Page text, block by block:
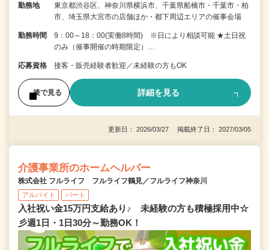
勤務地
東京都渋谷区、神奈川県横浜市、千葉県船橋市・千葉市・柏
市、埼玉県大宮市の店舗ほか・都下周辺エリアの催事会場
勤務時間
9：00～18：00(実働8時間) ※日により相談可能 ★土日祝
のみ（催事開催の時期限定）…
応募資格 接客・販売経験者歓迎／未経験の方もOK
後で見る 詳細を見る
更新日： 2026/03/27 掲載終了日： 2027/03/05
介護事業所のホームヘルパー
株式会社 フルライフ フルライフ鶴見／フルライフ神奈川
アルバイト パート
入社祝い金15万円支給あり♪ 未経験の方も積極採用中☆
彡週1日・1日30分～勤務OK！